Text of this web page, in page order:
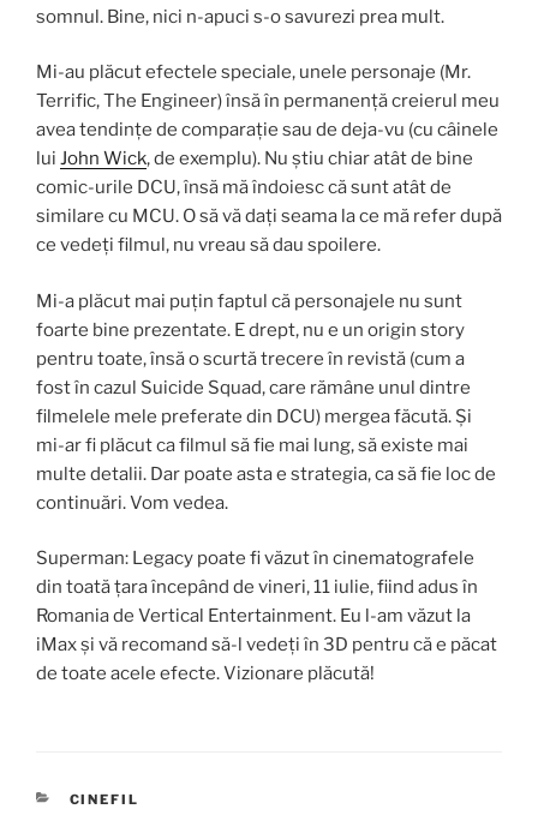
somnul. Bine, nici n-apuci s-o savurezi prea mult.
Mi-au plăcut efectele speciale, unele personaje (Mr.
Terrific, The Engineer) însă în permanență creierul meu
avea tendințe de comparație sau de deja-vu (cu câinele
lui John Wick, de exemplu). Nu știu chiar atât de bine
comic-urile DCU, însă mă îndoiesc că sunt atât de
similare cu MCU. O să vă dați seama la ce mă refer după
ce vedeți filmul, nu vreau să dau spoilere.
Mi-a plăcut mai puțin faptul că personajele nu sunt
foarte bine prezentate. E drept, nu e un origin story
pentru toate, însă o scurtă trecere în revistă (cum a
fost în cazul Suicide Squad, care rămâne unul dintre
filmelele mele preferate din DCU) mergea făcută. Și
mi-ar fi plăcut ca filmul să fie mai lung, să existe mai
multe detalii. Dar poate asta e strategia, ca să fie loc de
continuări. Vom vedea.
Superman: Legacy poate fi văzut în cinematografele
din toată țara începând de vineri, 11 iulie, fiind adus în
Romania de Vertical Entertainment. Eu l-am văzut la
iMax și vă recomand să-l vedeți în 3D pentru că e păcat
de toate acele efecte. Vizionare plăcută!
CATEGORIES
CINEFIL